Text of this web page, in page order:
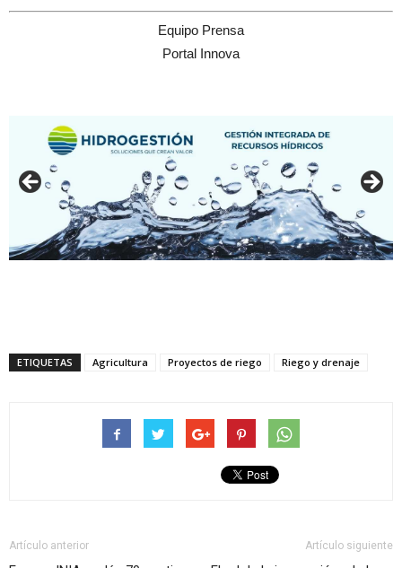
Equipo Prensa
Portal Innova
ETIQUETAS Agricultura Proyectos de riego Riego y drenaje
Artículo anterior Artículo siguiente